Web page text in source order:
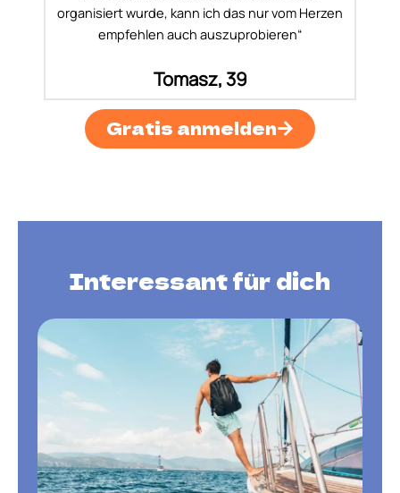
organisiert wurde, kann ich das nur vom Herzen
empfehlen auch auszuprobieren“
Tomasz, 39
Gratis anmelden
Interessant für dich